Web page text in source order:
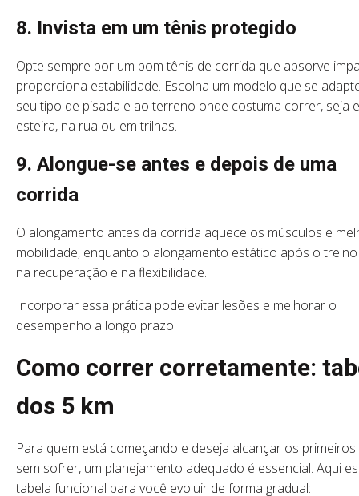
8. Invista em um tênis protegido
Opte sempre por um bom tênis de corrida que absorve
proporciona estabilidade. Escolha um modelo que se
seu tipo de pisada e ao terreno onde costuma correr, seja
esteira, na rua ou em trilhas.
9. Alongue-se antes e depois de uma
corrida
O alongamento antes da corrida aquece os músculos e
mobilidade, enquanto o alongamento estático após o
na recuperação e na flexibilidade.
Incorporar essa prática pode evitar lesões e melhorar o
desempenho a longo prazo.
Como correr corretamente:
dos 5 km
Para quem está começando e deseja alcançar os primeiros
sem sofrer, um planejamento adequado é essencial. Aqui
tabela funcional para você evoluir de forma gradual: